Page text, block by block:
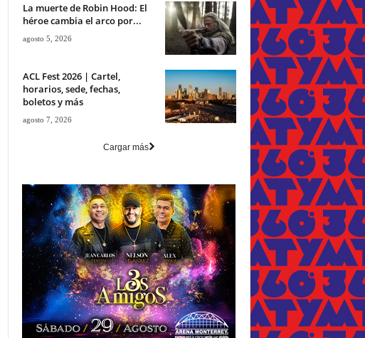
La muerte de Robin Hood: El
héroe cambia el arco por...
agosto 5, 2026
ACL Fest 2026 | Cartel,
horarios, sede, fechas,
boletos y más
agosto 7, 2026
Cargar más